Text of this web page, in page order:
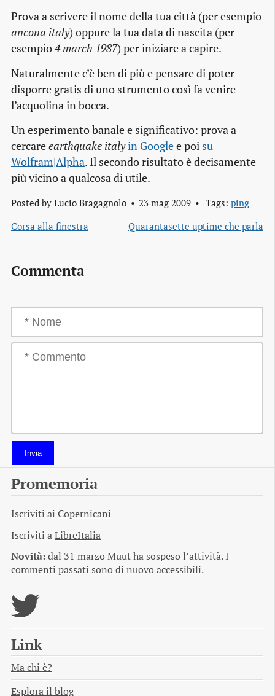
Prova a scrivere il nome della tua città (per esempio
ancona italy) oppure la tua data di nascita (per
esempio4 march 1987) per iniziare a capire.
Naturalmente c’è ben di più e pensare di poter
disporre gratis di uno strumento così fa venire
l’acquolina in bocca.
Un esperimento banale e significativo: prova a
cercareearthquake italyin Googlee poi su
Wolfram|Alpha. Il secondo risultato è decisamente
più vicino a qualcosa di utile.
Posted by Lucio Bragagnolo 23 mag 2009 Tags: ping
Corsa alla finestra
Quarantasette uptime che parla
Commenta
Invia
Promemoria
Iscriviti ai Copernicani
Iscriviti aLibreItalia
Novità:dal 31 marzo Muut ha sospeso l’attività. I
commenti passati sono di nuovo accessibili.
Link
Ma chi è?
Esplora il blog